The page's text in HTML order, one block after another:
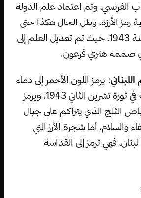
الفرنسي، وتم اعتماد علم الدولة
رمز الأرزة، وظل الحال هكذا حتى
إعلان الاستقلال سنة 1943، حيث تم تعديل العلم إلى
صممه هنري فرعون.
: يرمز اللون الأحمر إلى دماء
الشهداء التي أريقت في ثورة تشرين الثاني 1943، ويرمز
الثلج الذي يتراكم على جبال
والسلام، أما شجرة الأرز التي
فهي ترمز إلى القداسة